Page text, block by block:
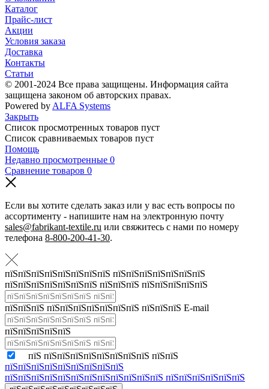
Каталог
Прайс-лист
Акции
Условия заказа
Доставка
Контакты
Статьи
© 2001-2024 Все права защищены. Информация сайта
защищена законом об авторских правах.
Powered by ALFA Systems
Закрыть
Список просмотренных товаров пуст
Список сравниваемых товаров пуст
Помощь
Недавно просмотренные 0
Сравнение товаров 0
Если вы хотите сделать заказ или у вас есть вопросы по
ассортименту - напишите нам на электронную почту
sales@fabrikant-textile.ru или свяжитесь с нами по номеру
телефона 8-800-200-41-30.
пїЅпїЅпїЅпїЅпїЅпїЅпїЅпїЅ пїЅпїЅпїЅпїЅпїЅпїЅпїЅ
пїЅпїЅпїЅпїЅпїЅпїЅпїЅ пїЅпїЅпїЅ пїЅпїЅпїЅпїЅпїЅ
пїЅпїЅпїЅ пїЅпїЅпїЅпїЅпїЅпїЅпїЅ пїЅпїЅпїЅ E-mail
пїЅпїЅпїЅпїЅпїЅ
пїЅ пїЅпїЅпїЅпїЅпїЅпїЅпїЅпїЅ пїЅпїЅ
пїЅпїЅпїЅпїЅпїЅпїЅпїЅпїЅпїЅ
пїЅпїЅпїЅпїЅпїЅпїЅпїЅпїЅпїЅпїЅпїЅпїЅ пїЅпїЅпїЅпїЅпїЅпїЅ